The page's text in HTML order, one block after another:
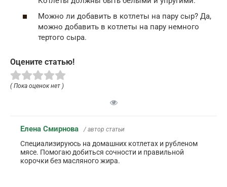
Можно ли добавить в котлеты на пару сыр? Да,
можно добавить в котлеты на пару немного
тертого сыра.
Оцените статью!
( Пока оценок нет )
Елена Смирнова / автор статьи
Специализируюсь на домашних котлетах и рубленом
мясе. Помогаю добиться сочности и правильной
корочки без масляного жира.